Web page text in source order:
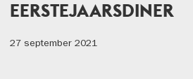
EERSTEJAARSDINER
27 september 2021